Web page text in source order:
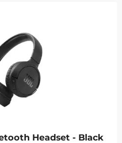
Headset - Black